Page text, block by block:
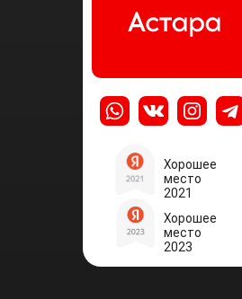
Хорошее
место
2021
Хорошее
место
2023